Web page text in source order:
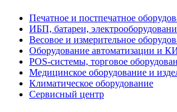
Печатное и постпечатное
ИБП, батареи,
Весовое и измерительное
Оборудование автоматизации и
POS-системы, торговое
Медицинское оборудование и
Климатическое оборудование
Сервисный центр